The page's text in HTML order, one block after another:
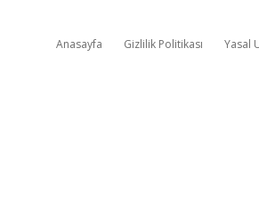
Anasayfa Gizlilik Politikası Yasal